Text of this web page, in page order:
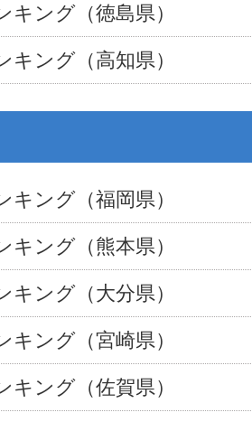
キング（徳島県）
キング（高知県）
キング（福岡県）
キング（熊本県）
キング（大分県）
キング（宮崎県）
キング（佐賀県）